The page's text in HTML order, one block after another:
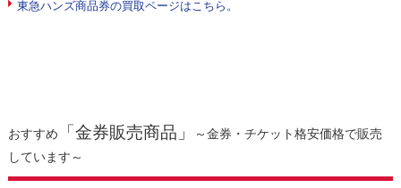
東急ハンズ商品券の買取ページはこちら。
おすすめ 「金券販売商品」
～金券・チケット格安価格で販売
しています～